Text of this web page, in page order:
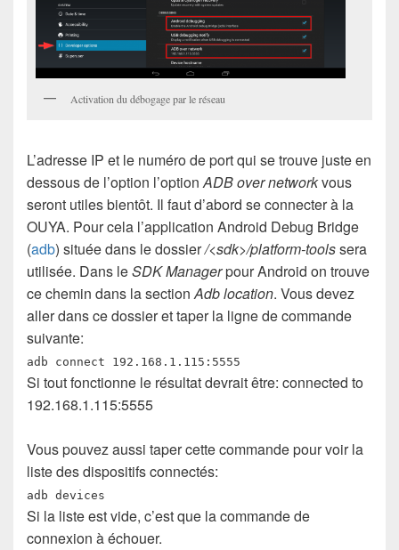
Activation du débogage par le réseau
L’adresse IP et le numéro de port qui se trouve juste en
dessous de l’option l’optionADB over networkvous
seront utiles bientôt. Il faut d’abord se connecter à la
OUYA. Pour cela l’application Android Debug Bridge
(adb) située dans le dossier/<sdk>/platform-toolssera
utilisée. Dans leSDK Managerpour Android on trouve
ce chemin dans la sectionAdb location. Vous devez
aller dans ce dossier et taper la ligne de commande
suivante:
adb connect 192.168.1.115:5555
Si tout fonctionne le résultat devrait être: connected to
192.168.1.115:5555
Vous pouvez aussi taper cette commande pour voir la
liste des dispositifs connectés:
adb devices
Si la liste est vide, c’est que la commande de
connexion à échouer.